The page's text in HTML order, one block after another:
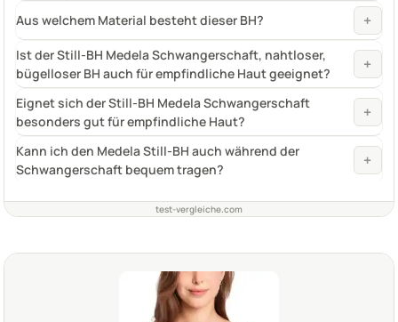
Aus welchem Material besteht dieser BH? +
Ist der Still-BH Medela Schwangerschaft, nahtloser,
bügelloser BH auch für empfindliche Haut geeignet?
+
Eignet sich der Still-BH Medela Schwangerschaft
besonders gut für empfindliche Haut?
+
Kann ich den Medela Still-BH auch während der
Schwangerschaft bequem tragen?
+
test-vergleiche.com